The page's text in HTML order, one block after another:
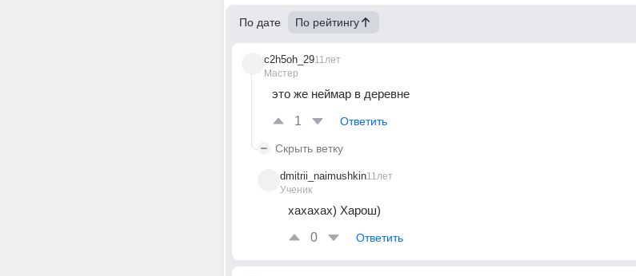
По дате По рейтингу
c2h5oh_29
Мастер
11лет
это же неймар в деревне
1
Ответить
Скрыть ветку
dmitrii_naimushkin
Ученик
11лет
хахахах) Харош)
0
Ответить